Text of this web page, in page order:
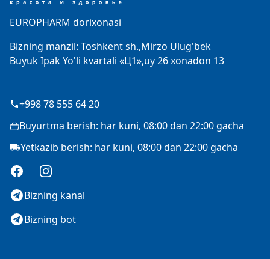
EUROPHARM dorixonasi
Bizning manzil: Toshkent sh.,Mirzo Ulug'bek
Buyuk Ipak Yo'li kvartali «Ц1»,uy 26 xonadon 13
+998 78 555 64 20
Buyurtma berish: har kuni, 08:00 dan 22:00 gacha
Yetkazib berish: har kuni, 08:00 dan 22:00 gacha
FacebookInstagram
Bizning kanal
Bizning bot